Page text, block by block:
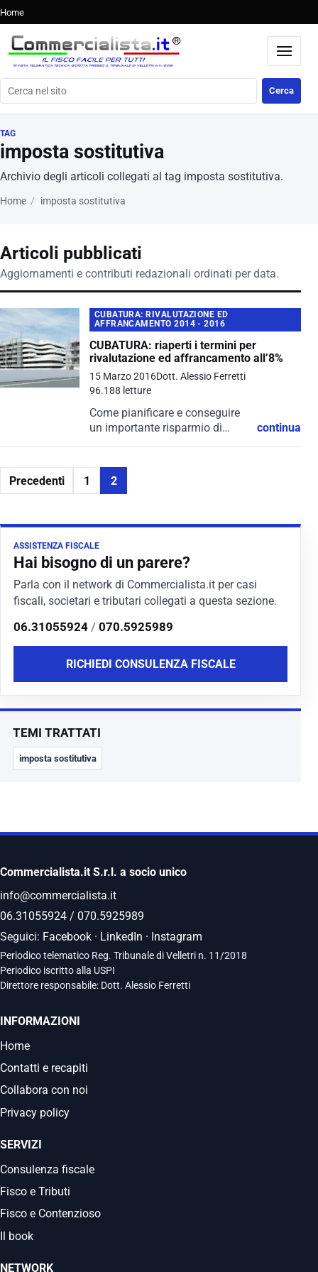
Home
Cerca nel sito Cerca
TAG
imposta sostitutiva
Archivio degli articoli collegati al tag imposta sostitutiva.
Home imposta sostitutiva
Articoli pubblicati
Aggiornamenti e contributi redazionali ordinati per data.
CUBATURA: RIVALUTAZIONE ED
AFFRANCAMENTO 2014 - 2016
CUBATURA: riaperti i termini per
rivalutazione ed affrancamento all’8%
15 Marzo 2016Dott. Alessio Ferretti
96.188 letture
Come pianificare e conseguire
un importante risparmio di
continua
Precedenti 1 2
ASSISTENZA FISCALE
Hai bisogno di un parere?
Parla con il network di Commercialista.it per casi
fiscali, societari e tributari collegati a questa sezione.
06.31055924 / 070.5925989
RICHIEDI CONSULENZA FISCALE
TEMI TRATTATI
imposta sostitutiva
Commercialista.it S.r.l. a socio unico
info@commercialista.it
06.31055924 / 070.5925989
Seguici: Facebook · LinkedIn · Instagram
Periodico telematico Reg. Tribunale di Velletri n. 11/2018
Periodico iscritto alla USPI
Direttore responsabile: Dott. Alessio Ferretti
INFORMAZIONI
Home
Contatti e recapiti
Collabora con noi
Privacy policy
SERVIZI
Consulenza fiscale
Fisco e Tributi
Fisco e Contenzioso
Il book
NETWORK